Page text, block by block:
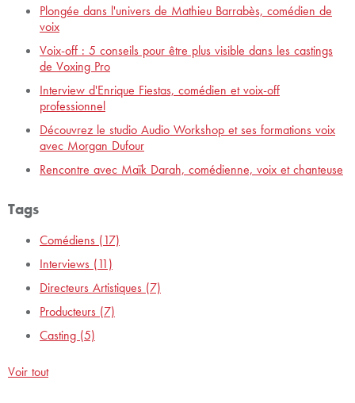
Plongée dans l'univers de Mathieu Barrabès, comédien de
voix
Voix-off : 5 conseils pour être plus visible dans les castings
de Voxing Pro
Interview d'Enrique Fiestas, comédien et voix-off
professionnel
Découvrez le studio Audio Workshop et ses formations voix
avec Morgan Dufour
Rencontre avec Maïk Darah, comédienne, voix et chanteuse
Tags
Comédiens (17)
Interviews (11)
Directeurs Artistiques (7)
Producteurs (7)
Casting (5)
Voir tout